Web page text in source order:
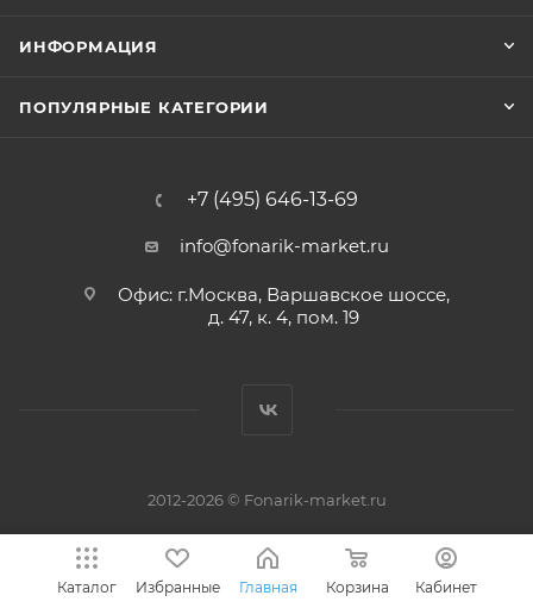
ИНФОРМАЦИЯ
ПОПУЛЯРНЫЕ КАТЕГОРИИ
+7 (495) 646-13-69
info@fonarik-market.ru
Офис: г.Москва, Варшавское шоссе,
д. 47, к. 4, пом. 19
2012-2026 © Fonarik-market.ru
Каталог Избранные Главная Корзина Кабинет